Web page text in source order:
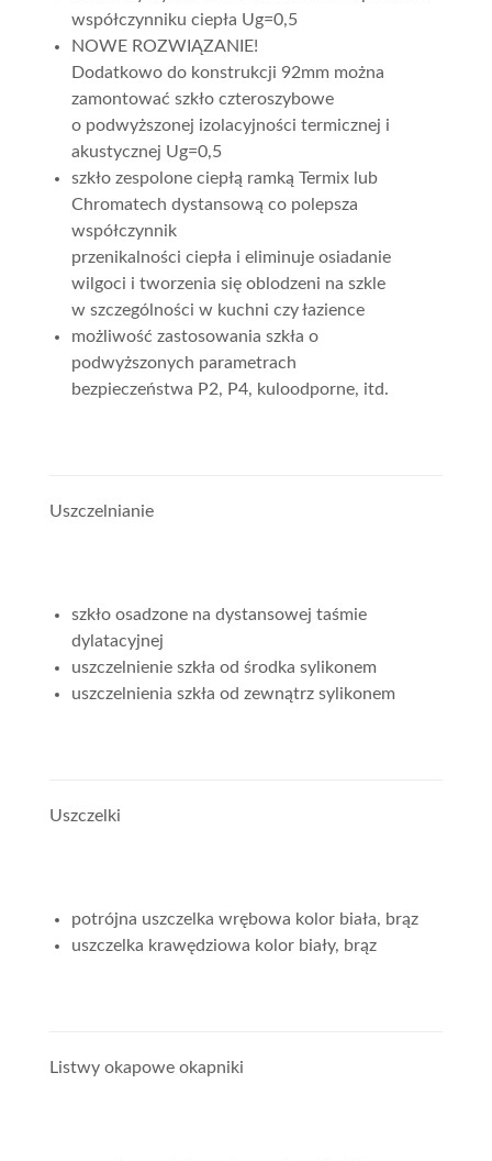
współczynniku ciepła Ug=0,5
NOWE ROZWIĄZANIE!
Dodatkowo do konstrukcji 92mm można
zamontować szkło czteroszybowe
o podwyższonej izolacyjności termicznej i
akustycznej Ug=0,5
szkło zespolone ciepłą ramką Termix lub
Chromatech dystansową co polepsza
współczynnik
przenikalności ciepła i eliminuje osiadanie
wilgoci i tworzenia się oblodzeni na szkle
w szczególności w kuchni czy łazience
możliwość zastosowania szkła o
podwyższonych parametrach
bezpieczeństwa P2, P4, kuloodporne, itd.
Uszczelnianie
szkło osadzone na dystansowej taśmie
dylatacyjnej
uszczelnienie szkła od środka sylikonem
uszczelnienia szkła od zewnątrz sylikonem
Uszczelki
potrójna uszczelka wrębowa kolor biała, brąz
uszczelka krawędziowa kolor biały, brąz
Listwy okapowe okapniki